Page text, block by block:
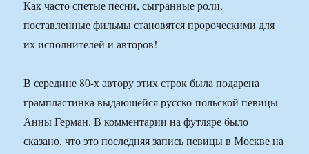
Как часто спетые песни, сыгранные роли,
поставленные фильмы становятся пророческими для
их исполнителей и авторов!
В середине 80-х автору этих строк была подарена
грампластинка выдающейся русско-польской певицы
Анны Герман. В комментарии на футляре было
сказано, что это последняя запись певицы в Москве на